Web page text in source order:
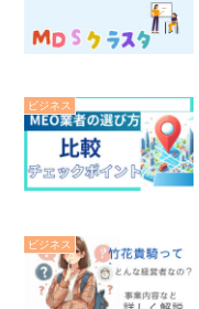
ビジネス
ビジネス